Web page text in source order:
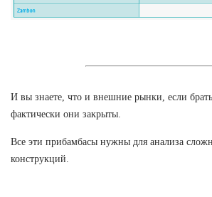
И вы знаете, что и внешние рынки, если
фактически они закрыты.
Все эти прибамбасы нужны для анализа
конструкций.